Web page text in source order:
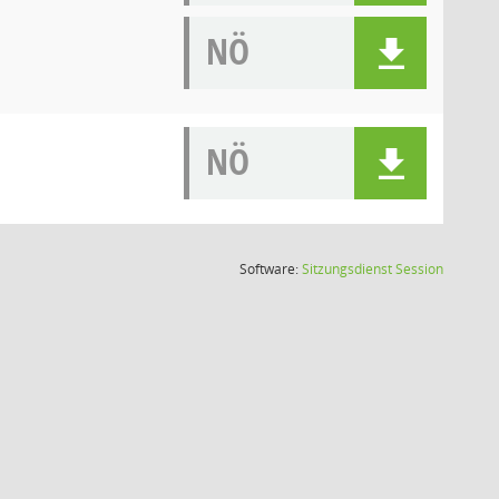
NÖ
NÖ
Software:SitzungsdienstSession(Wird in